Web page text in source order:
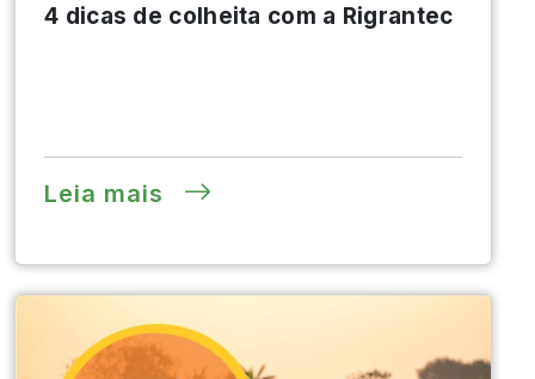
4 dicas de colheita com a Rigrantec
Leia mais